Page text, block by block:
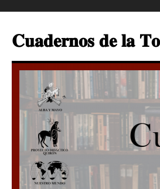
contenido
𝐂𝐮𝐚𝐝𝐞𝐫𝐧𝐨𝐬 𝐝𝐞 𝐥𝐚